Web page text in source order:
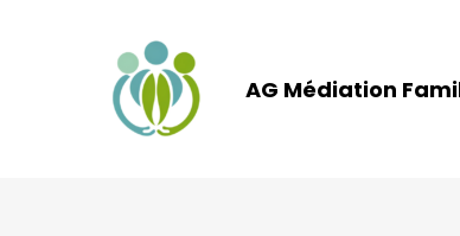
AG Médiation